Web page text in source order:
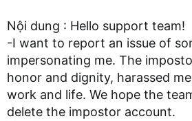
Nội dung : Hello support team!
-I want to report an issue of
impersonating me. The
honor and dignity, harassed
work and life. We hope the
delete the impostor account.